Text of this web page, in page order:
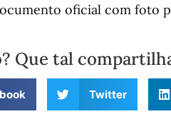
oficial com foto
Que tal
Twitter